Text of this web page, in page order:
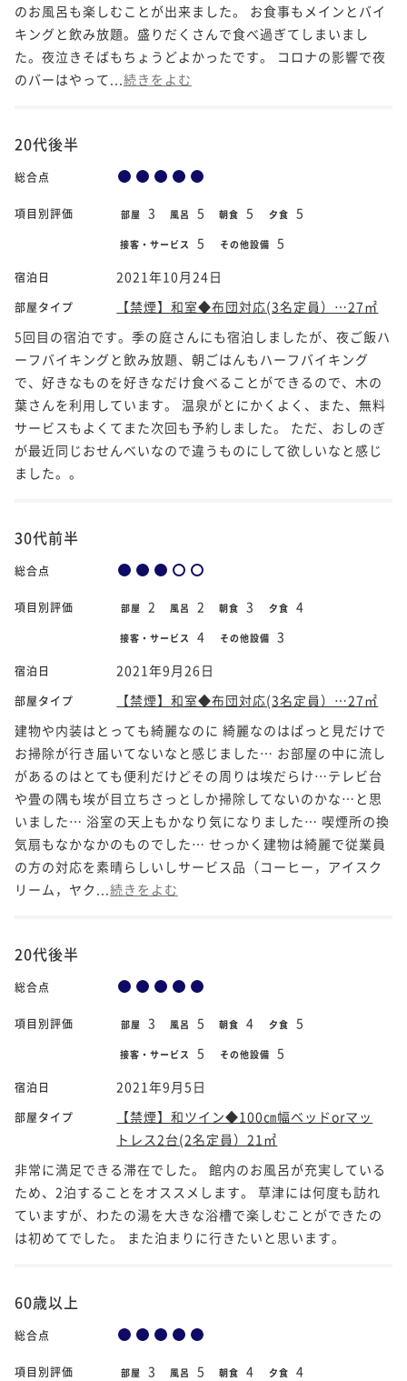
のお風呂も楽しむことが出来ました。 お食事もメインとバイ
キングと飲み放題。盛りだくさんで食べ過ぎてしまいまし
た。夜泣きそばもちょうどよかったです。 コロナの影響で夜
のバーはやって... 続きをよむ
20代後半
総合点
項目別評価 部屋 3 風呂 5 朝食 5 夕食 5
接客・サービス 5 その他設備 5
宿泊日 2021年10月24日
部屋タイプ
【禁煙】和室◆布団対応(3名定員）…27㎡
5回目の宿泊です。季の庭さんにも宿泊しましたが、夜ご飯ハ
ーフバイキングと飲み放題、朝ごはんもハーフバイキング
で、好きなものを好きなだけ食べることができるので、木の
葉さんを利用しています。 温泉がとにかくよく、また、無料
サービスもよくてまた次回も予約しました。 ただ、おしのぎ
が最近同じおせんべいなので違うものにして欲しいなと感じ
ました。。
30代前半
総合点
項目別評価 部屋 2 風呂 2 朝食 3 夕食 4
接客・サービス 4 その他設備 3
宿泊日 2021年9月26日
部屋タイプ
【禁煙】和室◆布団対応(3名定員）…27㎡
建物や内装はとっても綺麗なのに 綺麗なのはぱっと見だけで
お掃除が行き届いてないなと感じました… お部屋の中に流し
があるのはとても便利だけどその周りは埃だらけ…テレビ台
や畳の隅も埃が目立ちさっとしか掃除してないのかな…と思
いました… 浴室の天上もかなり気になりました… 喫煙所の換
気扇もなかなかのものでした… せっかく建物は綺麗で従業員
の方の対応を素晴らしいしサービス品（コーヒー，アイスク
リーム，ヤク... 続きをよむ
20代後半
総合点
項目別評価 部屋 3 風呂 5 朝食 4 夕食 5
接客・サービス 5 その他設備 5
宿泊日 2021年9月5日
部屋タイプ
【禁煙】和ツイン◆100㎝幅ベッドorマッ
トレス2台(2名定員）21㎡
非常に満足できる滞在でした。 館内のお風呂が充実している
ため、2泊することをオススメします。 草津には何度も訪れ
ていますが、わたの湯を大きな浴槽で楽しむことができたの
は初めてでした。 また泊まりに行きたいと思います。
60歳以上
総合点
項目別評価 部屋 3 風呂 5 朝食 4 夕食 4